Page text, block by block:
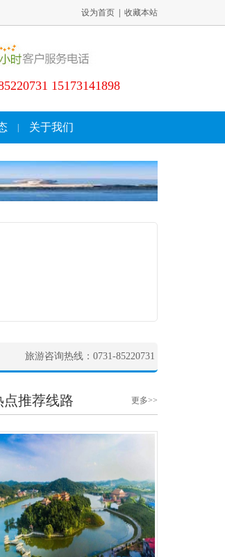
设为首页 收藏本站
15173141898
关于我们
旅游咨询热线：0731-85220731
点推荐线路 更多>>